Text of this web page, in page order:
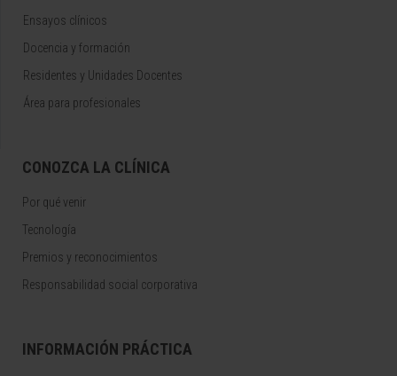
Ensayos clínicos
Docencia y formación
Residentes y Unidades Docentes
Área para profesionales
CONOZCA LA CLÍNICA
Por qué venir
Tecnología
Premios y reconocimientos
Responsabilidad social corporativa
INFORMACIÓN PRÁCTICA